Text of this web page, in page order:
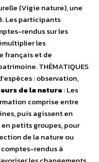
(Vigie nature), une
Les participants
rendus sur les
les
français et de
THÉMATIQUES
: observation,
de la nature: Les
comprise entre
puis agissent en
petits groupes, pour
de la nature ou
rendus à